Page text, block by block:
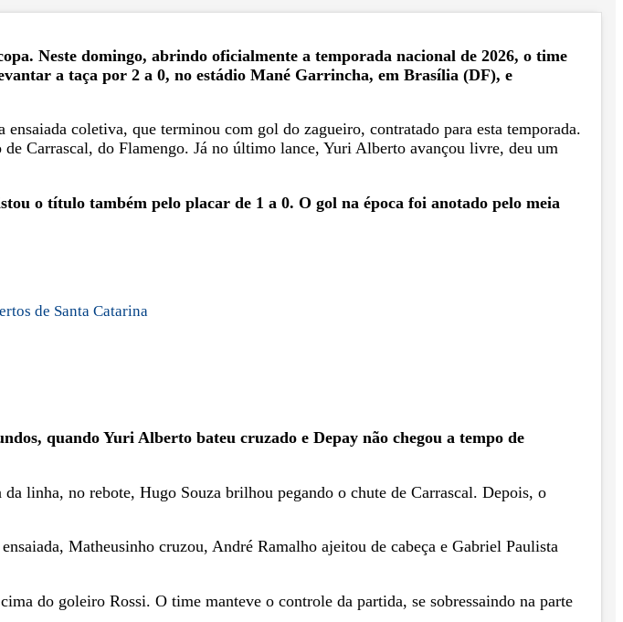
Neste domingo, abrindo oficialmente a temporada nacional de 2026, o time
a taça por 2 a 0, no estádio Mané Garrincha, em Brasília (DF), e
coletiva, que terminou com gol do zagueiro, contratado para esta temporada.
Carrascal, do Flamengo. Já no último lance, Yuri Alberto avançou livre, deu um
o título também pelo placar de 1 a 0. O gol na época foi anotado pelo meia
de Santa Catarina
quando Yuri Alberto bateu cruzado e Depay não chegou a tempo de
linha, no rebote, Hugo Souza brilhou pegando o chute de Carrascal. Depois, o
Matheusinho cruzou, André Ramalho ajeitou de cabeça e Gabriel Paulista
do goleiro Rossi. O time manteve o controle da partida, se sobressaindo na parte